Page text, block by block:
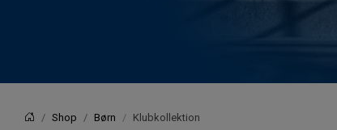
ForsideShop Børn Klubkollektion